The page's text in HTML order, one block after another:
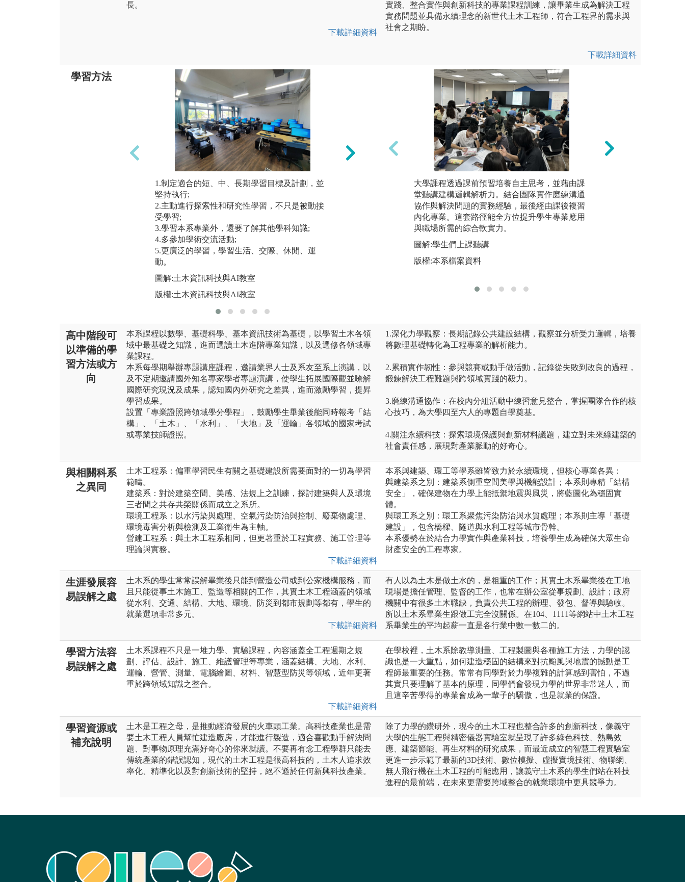
長。
下載詳細資料
實踐、整合實作與創新科技的專業課程訓練，讓畢業生成為解決工程
實務問題並具備永續理念的新世代土木工程師，符合工程界的需求與
社會之期盼。
下載詳細資料
學習方法
1.制定適合的短、中、長期學習目標及計劃，並
堅持執行;
2.主動進行探索性和研究性學習，不只是被動接
受學習;
3.學習本系專業外，還要了解其他學科知識;
4.多參加學術交流活動;
5.更廣泛的學習，學習生活、交際、休閒、運
動。
圖解:土木資訊科技與AI教室
版權:土木資訊科技與AI教室
微型課程：以1學分為上限，依需要調整上課時
間，探討跨領域或產業議題。
圖解:土木系專業教室現況
版權:土木系專業教室現況
大學課程透過課前預習培養自主思考，並藉由課
堂聽講建構邏輯解析力。結合團隊實作磨練溝通
協作與解決問題的實務經驗，最後經由課後複習
內化專業。這套路徑能全方位提升學生專業應用
與職場所需的綜合軟實力。
圖解:學生們上課聽講
版權:本系檔案資料
高中階段可
以準備的學
習方法或方
向
本系課程以數學、基礎科學、基本資訊技術為基礎，以學習土木各領
域中最基礎之知識，進而選讀土木進階專業知識，以及選修各領域專
業課程。
本系每學期舉辦專題講座課程，邀請業界人士及系友至系上演講，以
及不定期邀請國外知名專家學者專題演講，使學生拓展國際觀並暸解
國際研究現況及成果，認知國內外研究之差異，進而激勵學習，提昇
學習成果。
設置「專業證照跨領域學分學程」，鼓勵學生畢業後能同時報考「結
構」、「土木」、「水利」、「大地」及「運輸」各領域的國家考試
或專業技師證照。
1.深化力學觀察：長期記錄公共建設結構，觀察並分析受力邏輯，培養
將數理基礎轉化為工程專業的解析能力。
2.累積實作韌性：參與競賽或動手做活動，記錄從失敗到改良的過程，
鍛鍊解決工程難題與跨領域實踐的毅力。
3.磨練溝通協作：在校內分組活動中練習意見整合，掌握團隊合作的核
心技巧，為大學四至六人的專題自學奠基。
4.關注永續科技：探索環境保護與創新材料議題，建立對未來綠建築的
社會責任感，展現對產業脈動的好奇心。
與相關科系
之異同
土木工程系：偏重學習民生有關之基礎建設所需要面對的一切為學習
範疇。
建築系：對於建築空間、美感、法規上之訓練，探討建築與人及環境
三者間之共存共榮關係而成立之系所。
環境工程系：以水污染與處理、空氣污染防治與控制、廢棄物處理、
環境毒害分析與檢測及工業衛生為主軸。
營建工程系：與土木工程系相同，但更著重於工程實務、施工管理等
理論與實務。
下載詳細資料
本系與建築、環工等學系雖皆致力於永續環境，但核心專業各異：
與建築系之別：建築系側重空間美學與機能設計；本系則專精「結構
安全」，確保建物在力學上能抵禦地震與風災，將藍圖化為穩固實
體。
與環工系之別：環工系聚焦污染防治與水質處理；本系則主導「基礎
建設」，包含橋樑、隧道與水利工程等城市骨幹。
本系優勢在於結合力學實作與產業科技，培養學生成為確保大眾生命
財產安全的工程專家。
生涯發展容
易誤解之處
土木系的學生常常誤解畢業後只能到營造公司或到公家機構服務，而
且只能從事土木施工、監造等相關的工作，其實土木工程涵蓋的領域
從水利、交通、結構、大地、環境、防災到都市規劃等都有，學生的
就業選項非常多元。
下載詳細資料
有人以為土木是做土水的，是粗重的工作；其實土木系畢業後在工地
現場是擔任管理、監督的工作，也常在辦公室從事規劃、設計；政府
機關中有很多土木職缺，負責公共工程的辦理、發包、督導與驗收。
所以土木系畢業生跟做工完全沒關係。在104、1111等網站中土木工程
系畢業生的平均起薪一直是各行業中數一數二的。
學習方法容
易誤解之處
土木系課程不只是一堆力學、實驗課程，內容涵蓋全工程週期之規
劃、評估、設計、施工、維護管理等專業，涵蓋結構、大地、水利、
運輸、營管、測量、電腦繪圖、材料、智慧型防災等領域，近年更著
重於跨領域知識之整合。
下載詳細資料
在學校裡，土木系除教導測量、工程製圖與各種施工方法，力學的認
識也是一大重點，如何建造穩固的結構來對抗颱風與地震的撼動是工
程師最重要的任務。常常有同學對於力學複雜的計算感到害怕，不過
其實只要理解了基本的原理，同學們會發現力學的世界非常迷人，而
且這辛苦學得的專業會成為一輩子的驕傲，也是就業的保證。
學習資源或
補充說明
土木是工程之母，是推動經濟發展的火車頭工業。高科技產業也是需
要土木工程人員幫忙建造廠房，才能進行製造，適合喜歡動手解決問
題、對事物原理充滿好奇心的你來就讀。不要再有念工程學群只能去
傳統產業的錯誤認知，現代的土木工程是很高科技的，土木人追求效
率化、精準化以及對創新技術的堅持，絕不遜於任何新興科技產業。
除了力學的鑽研外，現今的土木工程也整合許多的創新科技，像義守
大學的生態工程與精密儀器實驗室就呈現了許多綠色科技、熱島效
應、建築節能、再生材料的研究成果，而最近成立的智慧工程實驗室
更進一步示範了最新的3D技術、數位模擬、虛擬實境技術、物聯網、
無人飛行機在土木工程的可能應用，讓義守土木系的學生們站在科技
進程的最前端，在未來更需要跨域整合的就業環境中更具競爭力。